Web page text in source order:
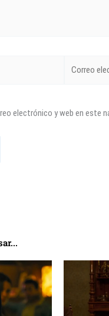
electrónico*
electrónico y web en este